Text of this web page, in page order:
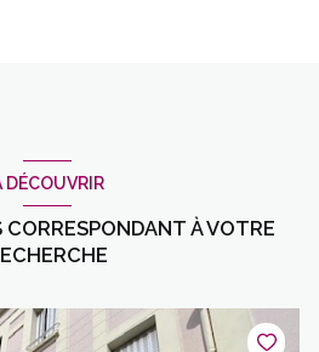
DÉCOUVRIR
CORRESPONDANT À VOTRE